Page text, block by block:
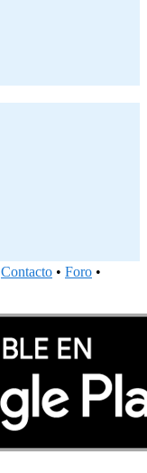
Contacto • Foro •